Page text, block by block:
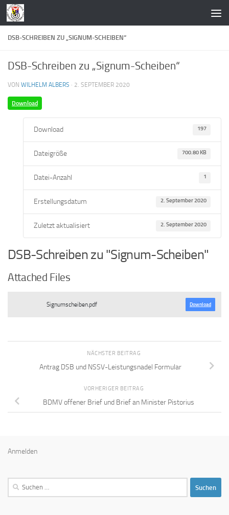
Zum Inhalt springen
DSB-SCHREIBEN ZU „SIGNUM-SCHEIBEN“
DSB-Schreiben zu „Signum-Scheiben“
VON WILHELM ALBERS · 2. SEPTEMBER 2020
Download
Download 197
Dateigröße 700.80 KB
Datei-Anzahl 1
Erstellungsdatum 2. September 2020
Zuletzt aktualisiert 2. September 2020
DSB-Schreiben zu "Signum-Scheiben"
Attached Files
Signumscheiben.pdf Download
NÄCHSTER BEITRAG
Antrag DSB und NSSV-Leistungsnadel Formular
VORHERIGER BEITRAG
BDMV offener Brief und Brief an Minister Pistorius
Anmelden
Suchen